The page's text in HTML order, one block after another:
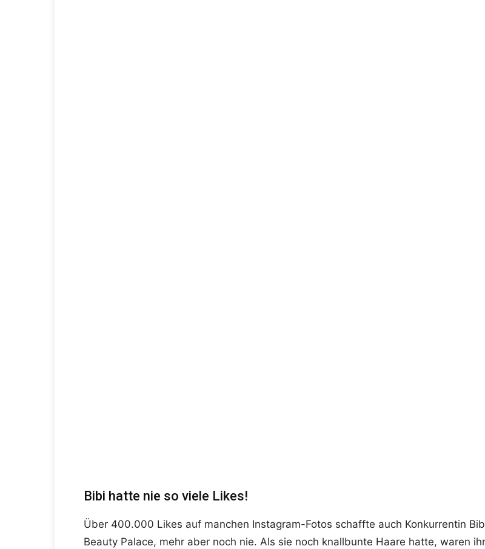
Bibi hatte nie so viele Likes!
Über 400.000 Likes auf manchen Instagram-Fotos schaffte auch Konkurrentin
Beauty Palace, mehr aber noch nie. Als sie noch knallbunte Haare hatte, waren